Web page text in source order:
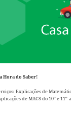
Hora do Saber!
Explicações de
de MACS do 10º e 11º